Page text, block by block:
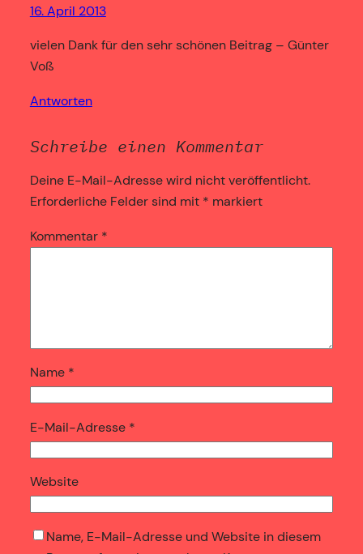
16. April 2013
vielen Dank für den sehr schönen Beitrag – Günter
Voß
Antworten
Schreibe einen Kommentar
Deine E-Mail-Adresse wird nicht veröffentlicht.
Erforderliche Felder sind mit * markiert
Kommentar *
Name *
E-Mail-Adresse *
Website
Name, E-Mail-Adresse und Website in diesem